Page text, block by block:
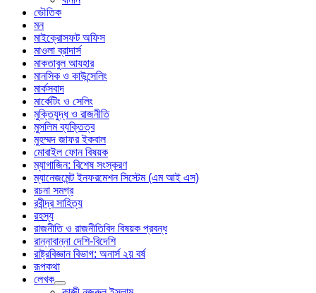
ভৌতিক
মন
মাইক্রোসফট অফিস
মাওলা ব্রাদার্স
মাকতাবুল আযহার
মানসিক ও কাউন্সেলিং
মার্কসবাদ
মার্কেটিং ও সেলিং
মুক্তিযুদ্ধ ও রাজনীতি
মুসলিম ব্যক্তিত্ব
মুহম্মদ জাফর ইকবাল
মোবাইল ফোন বিষয়ক
ম্যাগাজিন: বিশেষ সংস্করণ
ম্যানেজমেন্ট ইনফরমেশন সিস্টেম (এম আই এস)
রচনা সমগ্র
রবীন্দ্র সাহিত্য
রহস্য
রাজনীতি ও রাজনীতিবিদ বিষয়ক প্রবন্ধ
রান্নাবান্না দেশি-বিদেশি
রাষ্ট্রবিজ্ঞান বিভাগ: অনার্স ২য় বর্ষ
রূপকথা
লেখক